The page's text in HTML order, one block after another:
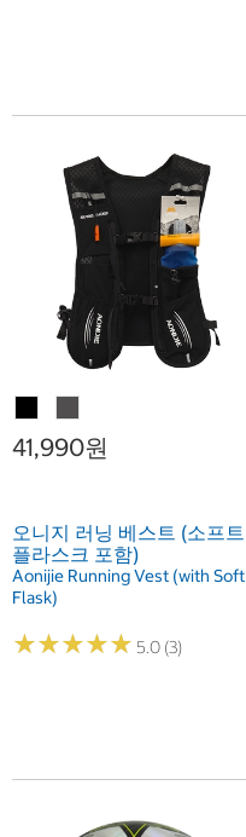
41,990원
오니지 러닝 베스트 (소프트
플라스크 포함)
Aonijie Running Vest (with Soft
Flask)
★★★★★
★★★★★ 5.0 (3)